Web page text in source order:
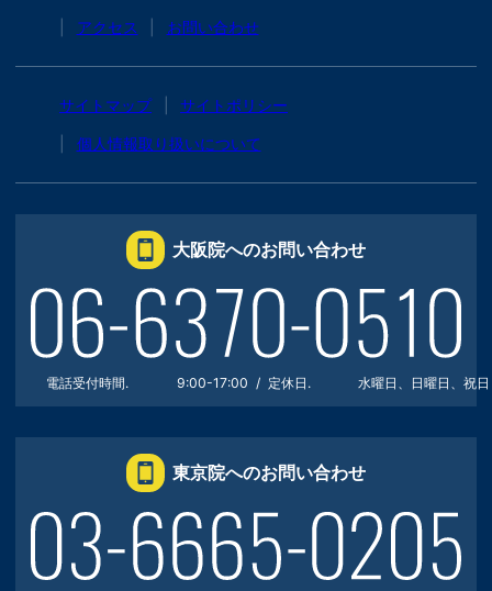
アクセス お問い合わせ
サイトマップ サイトポリシー
個人情報取り扱いについて
大阪院へのお問い合わせ
電話受付時間. 9:00-17:00 定休日. 水曜日、日曜日、祝日
東京院へのお問い合わせ